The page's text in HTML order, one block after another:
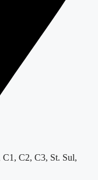
C2, C3, St. Sul,